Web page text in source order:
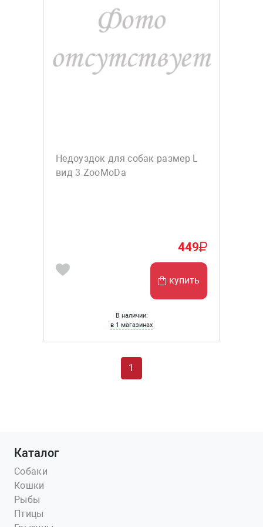
Недоуздок для собак размер L
вид 3 ZooMoDa
449
купить
В наличии:
в 1 магазинах
1
Каталог
Собаки
Кошки
Рыбы
Птицы